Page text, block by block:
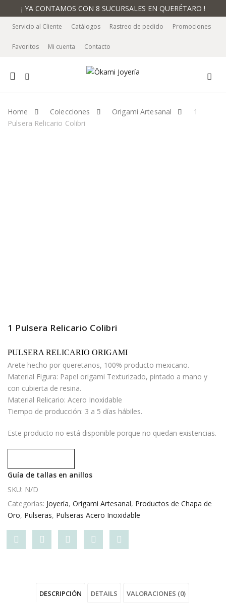
¡ YA CONTAMOS CON 8 SUCURSALES EN QUERÉTARO !
Servicio al Cliente Catálogos Rastreo de pedido Promociones
Favoritos Mi cuenta Contacto
Mobile
navigation
Home Colecciones Origami Artesanal
1
Pulsera Relicario Colibri
1 Pulsera Relicario Colibri
PULSERA RELICARIO ORIGAMI
Arete hecho por queretanos, 100% producto mexicano.
Material Figura: Papel origami Texturizado, pintado a mano y
con cubierta de resina.
Material Relicario: Acero Inoxidable
Tiempo de producción: 3 a 5 días hábiles.
Este producto no está disponible porque no quedan existencias.
Guía de tallas en anillos
SKU: N/D
Categorías: Joyería, Origami Artesanal, Productos de Chapa de
Oro, Pulseras, Pulseras Acero Inoxidable
Share
Relicario
Post
Pulsera
Share
Relicario
Pin
Relicario
Share
Relicario
DESCRIPCIÓN DETAILS VALORACIONES (0)